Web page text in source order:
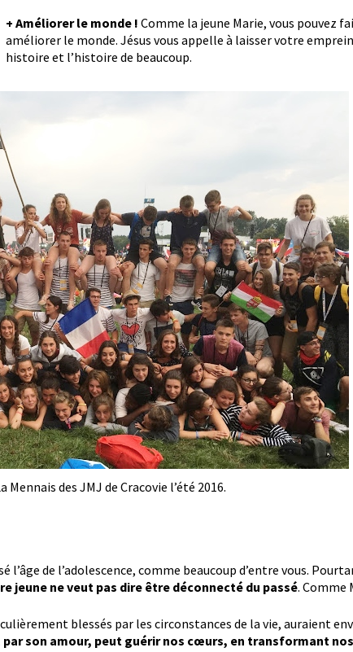
+ Améliorer le monde ! Comme la jeune Marie, vous pouvez
améliorer le monde. Jésus vous appelle à laisser votre
histoire et l’histoire de beaucoup.
Mennais des JMJ de Cracovie l’été 2016.
l’âge de l’adolescence, comme beaucoup d’entre vous.
jeune ne veut pas dire être déconnecté du passé. Comme
blessés par les circonstances de la vie, auraient
par son amour, peut guérir nos cœurs, en transformant